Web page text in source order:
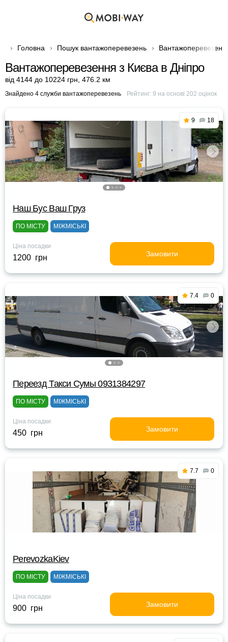
Головна Пошук вантажоперевезень
Вантажоперевезення з Києва в Дніпро
від 4144 до 10224 грн 476.2 км
Знайдено 4 служби вантажоперевезень Рейтинг: 9 на основі 202 оцінок
9 18
Наш Бус Ваш Груз
ПО МІСТУ МІЖМІСЬКІ
Ціна посадки
1200 грн Замовити
7.4 0
Переезд Такси Cумы 0931384297
ПО МІСТУ МІЖМІСЬКІ
Ціна посадки
450 грн Замовити
7.7 0
PerevozkaKiev
ПО МІСТУ МІЖМІСЬКІ
Ціна посадки
900 грн Замовити